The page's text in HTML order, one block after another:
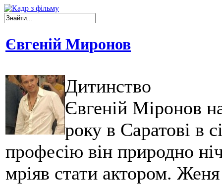
Євгеній Миронов
Дитинство
Євгеній Міронов
року в Саратові в
професію він природно
мріяв стати актором.